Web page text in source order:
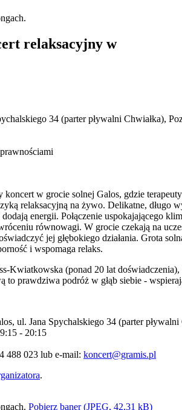
relaksacyjny w
34 (parter pływalni Chwiałka),
koncert w grocie solnej Galos, gdzie
relaksacyjną na żywo. Delikatne, długo
energii. Połączenie uspokajającego
równowagi. W grocie czekają na
jej głębokiego działania. Grota
i wspomaga relaks.
Kwiatkowska (ponad 20 lat
to prawdziwa podróż w głąb siebie -
ul. Jana Spychalskiego 34 (parter pływalni
- 20:15
488 023 lub e-mail: koncert@gramis.pl
.
Pobierz baner (JPEG, 42,31 kB)